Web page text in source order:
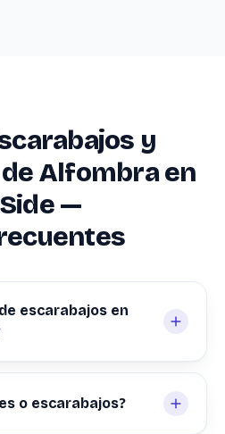
y
Alfombra en
—
escarabajos en
o escarabajos?